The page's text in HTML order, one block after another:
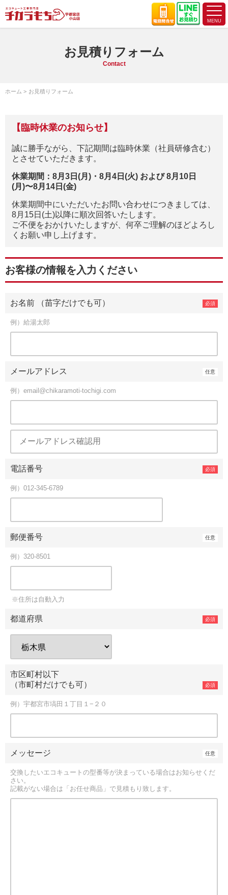
お見積りフォーム
Contact
ホーム お見積りフォーム
【臨時休業のお知らせ】
誠に勝手ながら、下記期間は臨時休業（社員研修含む）
とさせていただきます。
休業期間：8月3日(月)・8月4日(火) および 8月10日
(月)〜8月14日(金)
休業期間中にいただいたお問い合わせにつきましては、
8月15日(土)以降に順次回答いたします。
ご不便をおかけいたしますが、何卒ご理解のほどよろし
くお願い申し上げます。
お客様の情報を入力ください
お名前 （苗字だけでも可）
例）給湯太郎
メールアドレス
例）email@chikaramoti-tochigi.com
電話番号
例）012-345-6789
郵便番号
例）320-8501
住所は自動入力
都道府県
市区町村以下
（市町村だけでも可）
例）宇都宮市塙田１丁目１−２０
メッセージ
交換したいエコキュートの型番等が決まっている場合はお知らせくだ
さい。
記載がない場合は「お任せ商品」で見積もり致します。